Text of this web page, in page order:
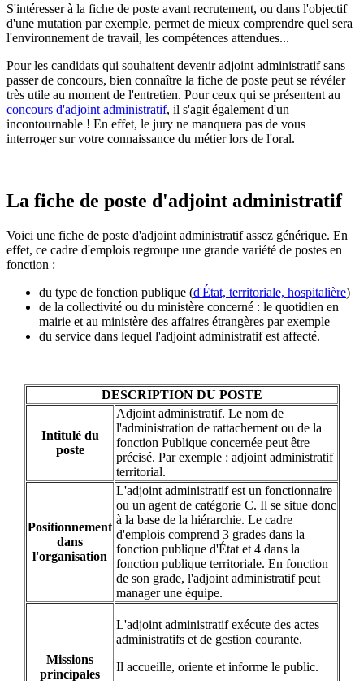
S'intéresser à la fiche de poste avant recrutement, ou dans l'objectif
d'une mutation par exemple, permet de mieux comprendre quel sera
l'environnement de travail, les compétences attendues...
Pour les candidats qui souhaitent devenir adjoint administratif sans
passer de concours, bien connaître la fiche de poste peut se révéler
très utile au moment de l'entretien. Pour ceux qui se présentent au
concours d'adjoint administratif, il s'agit également d'un
incontournable ! En effet, le jury ne manquera pas de vous
interroger sur votre connaissance du métier lors de l'oral.
La fiche de poste d'adjoint administratif
Voici une fiche de poste d'adjoint administratif assez générique. En
effet, ce cadre d'emplois regroupe une grande variété de postes en
fonction :
du type de fonction publique (d'État, territoriale, hospitalière)
de la collectivité ou du ministère concerné : le quotidien en
mairie et au ministère des affaires étrangères par exemple
du service dans lequel l'adjoint administratif est affecté.
DESCRIPTION DU POSTE
Intitulé du
poste
Adjoint administratif. Le nom de
l'administration de rattachement ou de la
fonction Publique concernée peut être
précisé. Par exemple : adjoint administratif
territorial.
Positionnement
dans
l'organisation
L'adjoint administratif est un fonctionnaire
ou un agent de catégorie C. Il se situe donc
à la base de la hiérarchie. Le cadre
d'emplois comprend 3 grades dans la
fonction publique d'État et 4 dans la
fonction publique territoriale. En fonction
de son grade, l'adjoint administratif peut
manager une équipe.
Missions
principales
L'adjoint administratif exécute des actes
administratifs et de gestion courante.
Il accueille, oriente et informe le public.